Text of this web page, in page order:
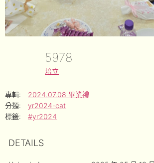
5978
培立
專輯:
2024.07.08 畢業禮
分類:
yr2024-cat
標籤:
#yr2024
DETAILS